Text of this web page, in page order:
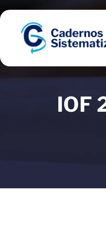
IOF